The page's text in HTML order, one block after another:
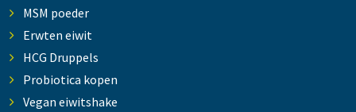
MSM poeder
Erwten eiwit
HCG Druppels
Probiotica kopen
Vegan eiwitshake